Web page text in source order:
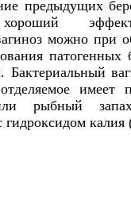
предыдущих
хороший
можно при
патогенных
Бактериальный
имеет
рыбный
гидроксидом калия